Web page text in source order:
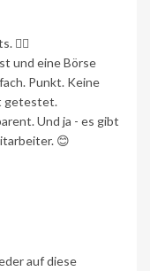
🤷‍♀️
und eine Börse
Punkt. Keine
getestet.
Und ja - es gibt
😊
auf diese